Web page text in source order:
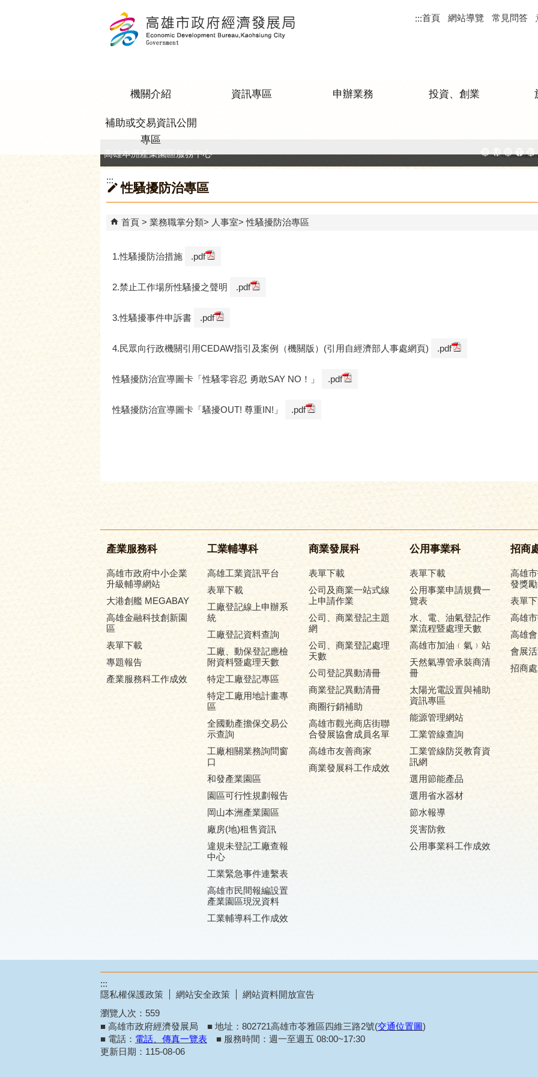
:::首頁 網站導覽 常見問答
機關介紹 資訊專區 申辦業務 投資、創業
補助或交易資訊公開
專區
高雄市政府
高雄金
工廠
和
高雄本洲產業園區服務中心
:::
性騷擾防治專區
首頁 業務職掌分類 人事室 性騷擾防治專區
1.性騷擾防治措施 .pdf
2.禁止工作場所性騷擾之聲明 .pdf
3.性騷擾事件申訴書 .pdf
4.民眾向行政機關引用CEDAW指引及案例（機關版）(引用自經濟部人事處網頁) .pdf
性騷擾防治宣導圖卡「性騷零容忍 勇敢SAY NO！」 .pdf
性騷擾防治宣導圖卡「騷擾OUT! 尊重IN!」 .pdf
產業服務科
高雄市政府中小企業
升級輔導網站
大港創艦 MEGABAY
高雄金融科技創新園
區
表單下載
專題報告
產業服務科工作成效
工業輔導科
高雄工業資訊平台
表單下載
工廠登記線上申辦系
統
工廠登記資料查詢
工廠、動保登記應檢
附資料暨處理天數
特定工廠登記專區
特定工廠用地計畫專
區
全國動產擔保交易公
示查詢
工廠相關業務詢問窗
口
和發產業園區
園區可行性規劃報告
岡山本洲產業園區
廠房(地)租售資訊
違規未登記工廠查報
中心
工業緊急事件連繫表
高雄市民間報編設置
產業園區現況資料
工業輔導科工作成效
商業發展科
表單下載
公司及商業一站式線
上申請作業
公司、商業登記主題
網
公司、商業登記處理
天數
公司登記異動清冊
商業登記異動清冊
商圈行銷補助
高雄市觀光商店街聯
合發展協會成員名單
高雄市友善商家
商業發展科工作成效
公用事業科
表單下載
公用事業申請規費一
覽表
水、電、油氣登記作
業流程暨處理天數
高雄市加油﹙氣﹚站
天然氣導管承裝商清
冊
太陽光電設置與補助
資訊專區
能源管理網站
工業管線查詢
工業管線防災教育資
訊網
選用節能產品
選用省水器材
節水報導
災害防救
公用事業科工作成效
招商
高雄
發獎勵
表單
高雄
高雄
會展
招商
:::
隱私權保護政策
網站安全政策
網站資料開放宣告
瀏覽人次： 559
■ 高雄市政府經濟發展局 ■ 地址：802721高雄市苓雅區四維三路2號(交通位置圖)
■ 電話： 電話、傳真一覽表
■ 服務時間：週一至週五 08:00~17:30
更新日期： 115-08-06